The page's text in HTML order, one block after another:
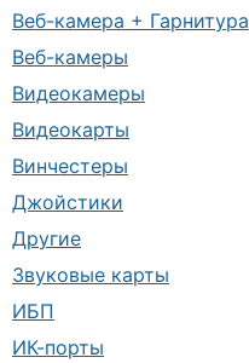
Веб-камера + Гарнитура
Веб-камеры
Видеокамеры
Видеокарты
Винчестеры
Джойстики
Другие
Звуковые карты
ИБП
ИК-порты